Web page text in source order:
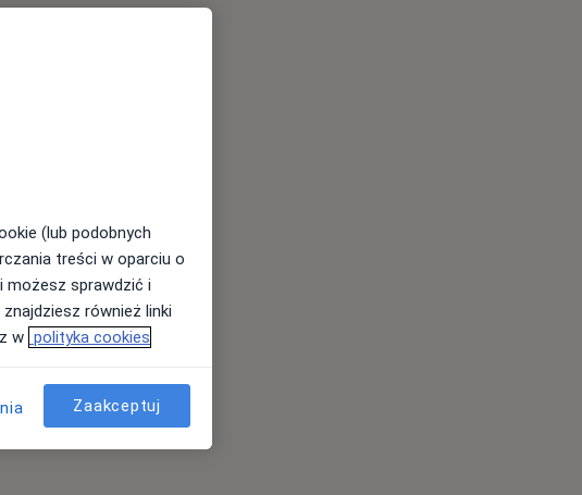
(lub podobnych
treści w oparciu o
możesz sprawdzić i
również linki
w polityka cookies
Zaakceptuj